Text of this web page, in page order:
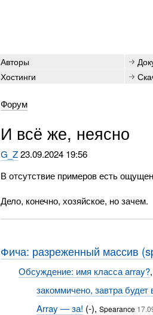
Авторы
Хостинги
Форум
И всё же, неясно
G_Z 23.09.2024 19:56
В отсутствие примеров есть
Дело, конечно, хозяйское, но зачем.
Фича: разреженный массив
Обсуждение: имя класса array?,
закоммичено, завтра
Array — за! (-),Spearance